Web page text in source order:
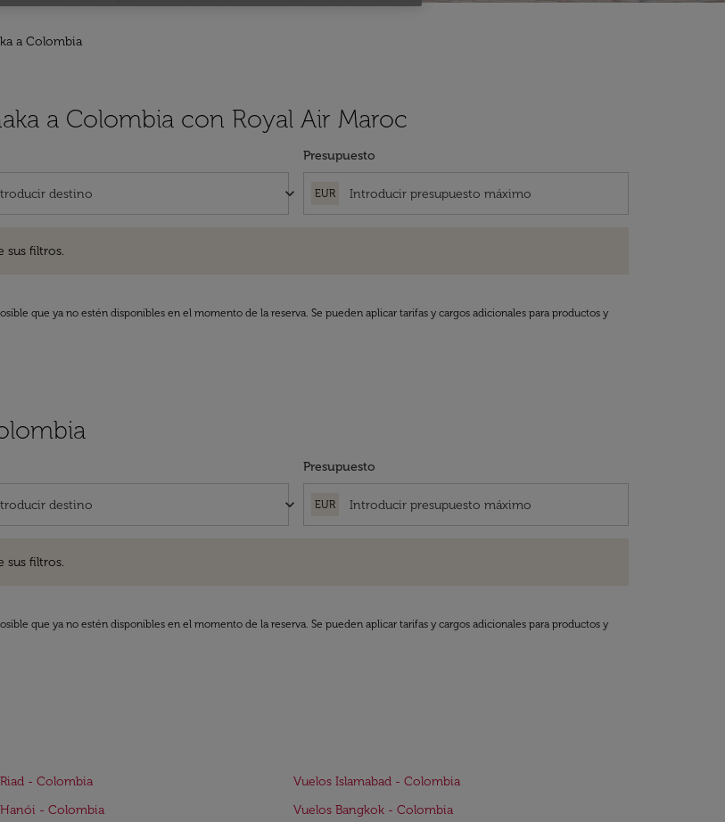
a Colombia
a Colombia con Royal Air Maroc
keyboard_arrow_down
Presupuesto
EUR
sus filtros.
que ya no estén disponibles en el momento de la reserva. Se pueden aplicar tarifas y cargos adicionales para productos y
keyboard_arrow_down
Presupuesto
EUR
sus filtros.
que ya no estén disponibles en el momento de la reserva. Se pueden aplicar tarifas y cargos adicionales para productos y
- Colombia
Vuelos Islamabad - Colombia
- Colombia
Vuelos Bangkok - Colombia